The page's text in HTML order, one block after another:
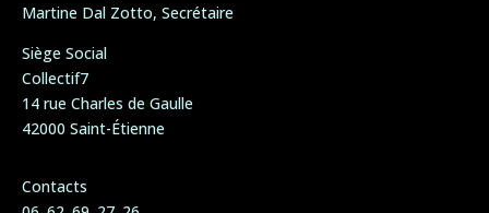
Martine Dal Zotto, Secrétaire
Siège Social
Collectif7
14 rue Charles de Gaulle
42000 Saint-Étienne
Contacts